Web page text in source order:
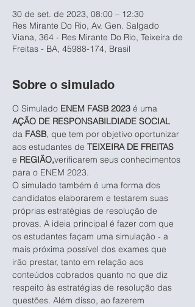
30 de set. de 2023, 08:00 – 12:30
Res Mirante Do Rio, Av. Gen. Salgado
Viana, 364 - Res Mirante Do Rio, Teixeira de
Freitas - BA, 45988-174, Brasil
Sobre o simulado
O Simulado ENEM FASB 2023 é uma
AÇÃO DE RESPONSABILDIADE SOCIAL
da FASB, que tem por objetivo oportunizar
aos estudantes de TEIXEIRA DE FREITAS
e REGIÃO,verificarem seus conhecimentos
para o ENEM 2023.
O simulado também é uma forma dos
candidatos elaborarem e testarem suas
próprias estratégias de resolução de
provas. A ideia principal é fazer com que
os estudantes façam uma simulação - a
mais próxima possível dos exames que
irão prestar, tanto em relação aos
conteúdos cobrados quanto no que diz
respeito às estratégias de resolução das
questões. Além disso, ao fazerem